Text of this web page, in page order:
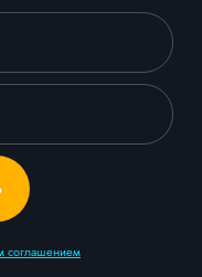
соглашением